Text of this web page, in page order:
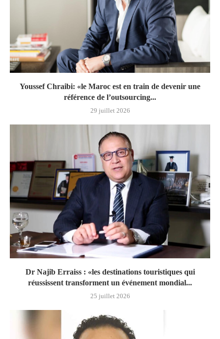
Youssef Chraibi: «le Maroc est en train de devenir une
référence de l’outsourcing...
29 juillet 2026
Dr Najib Erraiss : «les destinations touristiques qui
réussissent transforment un événement mondial...
25 juillet 2026